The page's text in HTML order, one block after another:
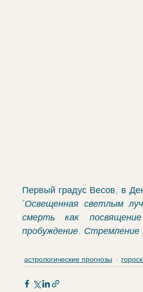
Первый градус Весов, в
"Освещенная светлым
смерть как
пробуждение.
астрологические прогнозы